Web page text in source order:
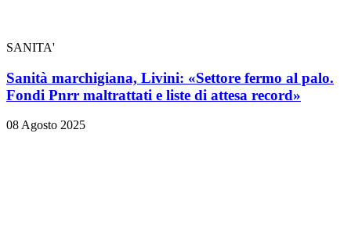
SANITA'
Sanità marchigiana, Livini: «Settore fermo al palo.
Fondi Pnrr maltrattati e liste di attesa record»
08 Agosto 2025